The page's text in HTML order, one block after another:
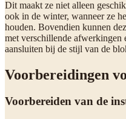
Dit maakt ze niet alleen
ook in de winter, wanneer ze
houden. Bovendien kunnen
met verschillende afwerkingen
aansluiten bij de stijl van de
Voorbereidingen
Voorbereiden van de